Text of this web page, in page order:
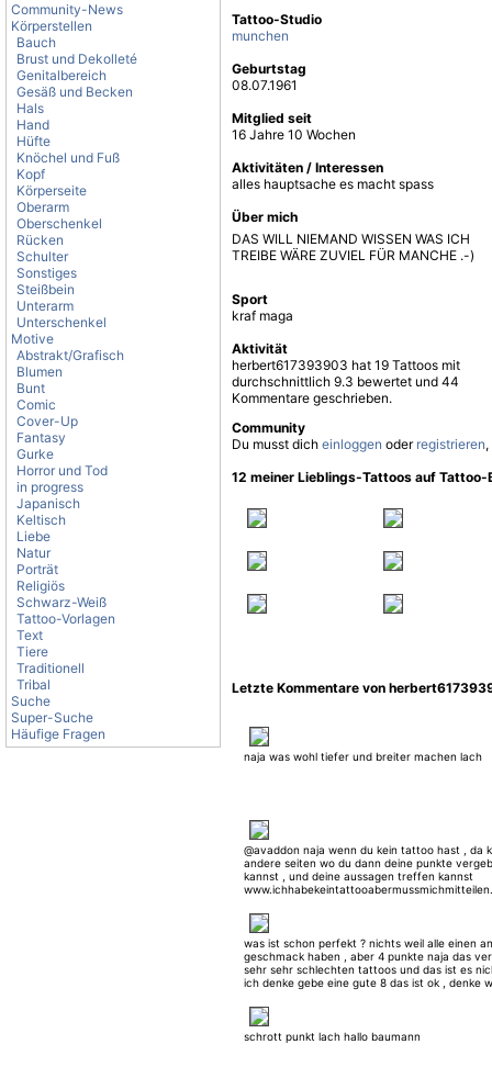
Community-News
Körperstellen
Bauch
Brust und Dekolleté
Genitalbereich
Gesäß und Becken
Hals
Hand
Hüfte
Knöchel und Fuß
Kopf
Körperseite
Oberarm
Oberschenkel
Rücken
Schulter
Sonstiges
Steißbein
Unterarm
Unterschenkel
Motive
Abstrakt/Grafisch
Blumen
Bunt
Comic
Cover-Up
Fantasy
Gurke
Horror und Tod
in progress
Japanisch
Keltisch
Liebe
Natur
Porträt
Religiös
Schwarz-Weiß
Tattoo-Vorlagen
Text
Tiere
Traditionell
Tribal
Suche
Super-Suche
Häufige Fragen
Tattoo-Studio
munchen
Geburtstag
08.07.1961
Mitglied seit
16 Jahre 10 Wochen
Aktivitäten / Interessen
alles hauptsache es macht spass
Über mich
DAS WILL NIEMAND WISSEN WAS ICH
TREIBE WÄRE ZUVIEL FÜR MANCHE .-)
Sport
kraf maga
Aktivität
herbert617393903 hat 19 Tattoos mit
durchschnittlich 9.3 bewertet und 44
Kommentare geschrieben.
Community
Du musst dich einloggen oder registrieren
12 meiner Lieblings-Tattoos auf
Letzte Kommentare von
naja was wohl tiefer und breiter machen lach
@avaddon naja wenn du kein tattoo hast , da
andere seiten wo du dann deine punkte
kannst , und deine aussagen treffen kannst
was ist schon perfekt ? nichts weil alle einen
geschmack haben , aber 4 punkte naja das
sehr sehr schlechten tattoos und das ist es
ich denke gebe eine gute 8 das ist ok , denke
sehen .
schrott punkt lach hallo baumann